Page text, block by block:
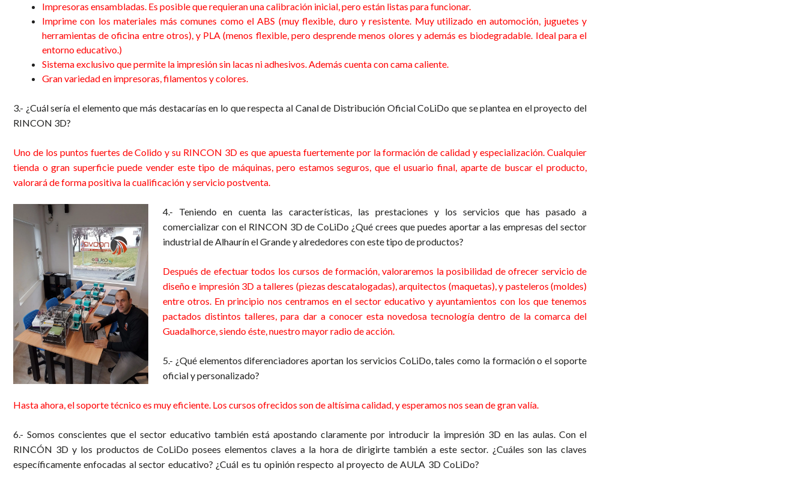
Impresoras ensambladas. Es posible que requieran una calibración inicial, pero están listas para funcionar.
Imprime con los materiales más comunes como el ABS (muy flexible, duro y resistente. Muy utilizado en automoción, juguetes y
herramientas de oficina entre otros), y PLA (menos flexible, pero desprende menos olores y además es biodegradable. Ideal para el
entorno educativo.)
Sistema exclusivo que permite la impresión sin lacas ni adhesivos. Además cuenta con cama caliente.
Gran variedad en impresoras, filamentos y colores.
3.- ¿Cuál sería el elemento que más destacarías en lo que respecta al Canal de Distribución Oficial CoLiDo que se plantea en el proyecto del
RINCON 3D?
Uno de los puntos fuertes de Colido y su RINCON 3D es que apuesta fuertemente por la formación de calidad y especialización. Cualquier
tienda o gran superficie puede vender este tipo de máquinas, pero estamos seguros, que el usuario final, aparte de buscar el producto,
valorará de forma positiva la cualificación y servicio postventa.
4.- Teniendo en cuenta las características, las prestaciones y los servicios que has pasado a
comercializar con el RINCON 3D de CoLiDo ¿Qué crees que puedes aportar a las empresas del sector
industrial de Alhaurín el Grande y alrededores con este tipo de productos?
Después de efectuar todos los cursos de formación, valoraremos la posibilidad de ofrecer servicio de
diseño e impresión 3D a talleres (piezas descatalogadas), arquitectos (maquetas), y pasteleros (moldes)
entre otros. En principio nos centramos en el sector educativo y ayuntamientos con los que tenemos
pactados distintos talleres, para dar a conocer esta novedosa tecnología dentro de la comarca del
Guadalhorce, siendo éste, nuestro mayor radio de acción.
5.- ¿Qué elementos diferenciadores aportan los servicios CoLiDo, tales como la formación o el soporte
oficial y personalizado?
Hasta ahora, el soporte técnico es muy eficiente. Los cursos ofrecidos son de altísima calidad, y esperamos nos sean de gran valía.
6.- Somos conscientes que el sector educativo también está apostando claramente por introducir la impresión 3D en las aulas. Con el
RINCÓN 3D y los productos de CoLiDo posees elementos claves a la hora de dirigirte también a este sector. ¿Cuáles son las claves
específicamente enfocadas al sector educativo? ¿Cuál es tu opinión respecto al proyecto de AULA 3D CoLiDo?